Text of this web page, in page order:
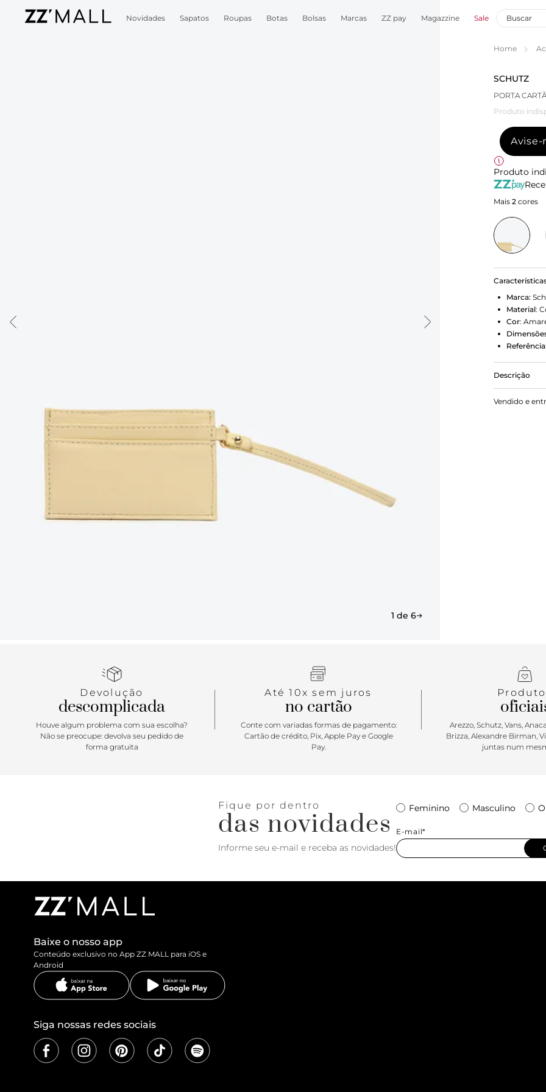
Novidades Sapatos Roupas Botas Bolsas Marcas ZZ pay Magazzine Sale
1 de 6
Home
SCHUTZ
PORTA
Produto
Avise-
Produto
Mais 2 cores
Marca:
Material:
Cor:
Referência:
Descrição
Leve todo
em couro e
Vendido e
Devolução
descomplicada
Houve algum problema com sua escolha?
Não se preocupe: devolva seu pedido de
forma gratuita
Até 10x sem juros
no cartão
Conte com variadas formas de pagamento:
Cartão de crédito, Pix, Apple Pay e Google
Pay.
Arezzo, Schutz, Vans,
Brizza, Alexandre Birman,
juntas num
Fique por dentro
das novidades
Informe seu e-mail e receba as novidades!
Feminino Masculino
E-mail*
Baixe o nosso app
Conteúdo exclusivo no App ZZ MALL para iOS e
Android
Siga nossas redes sociais